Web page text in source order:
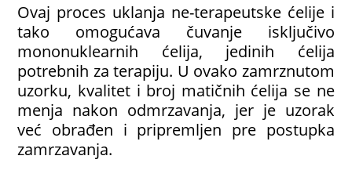
Ovaj proces uklanja ne-terapeutske ćelije i
tako omogućava čuvanje isključivo
mononuklearnih ćelija, jedinih ćelija
potrebnih za terapiju. U ovako zamrznutom
uzorku, kvalitet i broj matičnih ćelija se ne
menja nakon odmrzavanja, jer je uzorak
već obrađen i pripremljen pre postupka
zamrzavanja.